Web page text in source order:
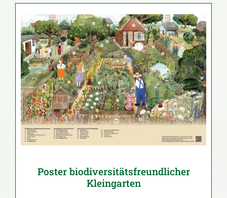
Poster biodiversitätsfreundlicher
Kleingarten